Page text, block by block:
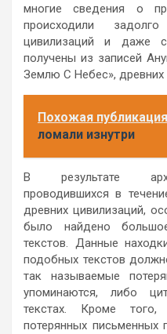
многие сведения о
происходили
цивилизаций и даже
получены из записей
Землю С Небес», древних
Похожая
ломали изнутри
В результате
проводившихся в
древних цивилизаций,
было найдено
текстов. Данные
подобных текстов
так называемые
упоминаются, либо
текстах. Кроме
потерянных письменных